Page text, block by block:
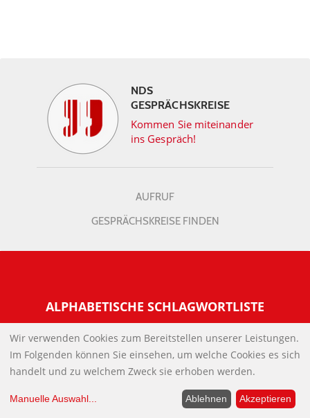
NDS
GESPRÄCHSKREISE
Kommen Sie miteinander
ins Gespräch!
AUFRUF
GESPRÄCHSKREISE FINDEN
ALPHABETISCHE SCHLAGWORTLISTE
INFORMATIONEN
Warum NachDenkSeiten
Wer steckt dahinter
UNTERSTÜTZEN SIE UNS?
Der Förderverein: IQM
SOCIALMEDIA
Wir verwenden Cookies zum Bereitstellen unserer Leistungen.
Im Folgenden können Sie einsehen, um welche Cookies es sich
handelt und zu welchem Zweck sie erhoben werden.
Manuelle Auswahl... Ablehnen Akzeptieren